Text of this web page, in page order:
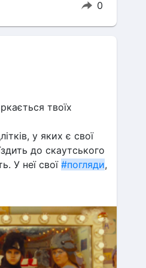
0
твоїх
у яких є свої
до скаутського
У неї свої #погляди,